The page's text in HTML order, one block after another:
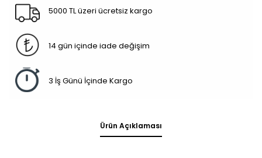
5000 TL üzeri ücretsiz kargo
14 gün içinde iade değişim
3 İş Günü İçinde Kargo
Ürün Açıklaması